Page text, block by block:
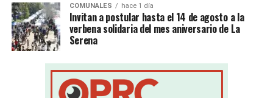
COMUNALES hace 1 día
Invitan a postular hasta el 14 de agosto a la
verbena solidaria del mes aniversario de La
Serena